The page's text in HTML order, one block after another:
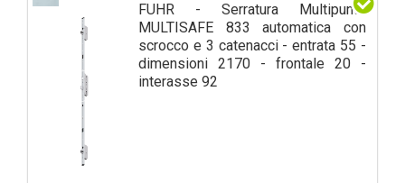
FUHR - Serratura Multipunto
MULTISAFE 833 automatica con
scrocco e 3 catenacci - entrata 55 -
dimensioni 2170 - frontale 20 -
interasse 92